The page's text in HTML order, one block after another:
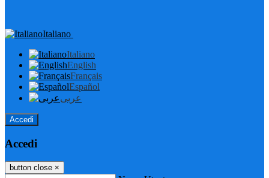
Italiano
Italiano
English
Français
Español
عربى
Accedi
Accedi
button close ×